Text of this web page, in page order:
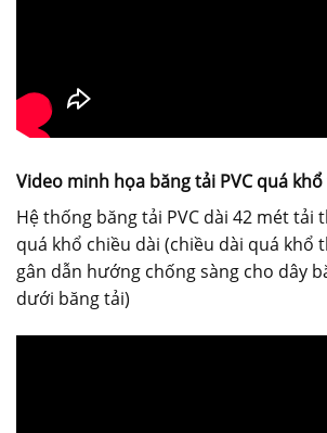
Video minh họa băng tải PVC quá
Hệ thống băng tải PVC dài 42 mét tải
quá khổ chiều dài (chiều dài quá khổ
gân dẫn hướng chống sàng cho dây
dưới băng tải)